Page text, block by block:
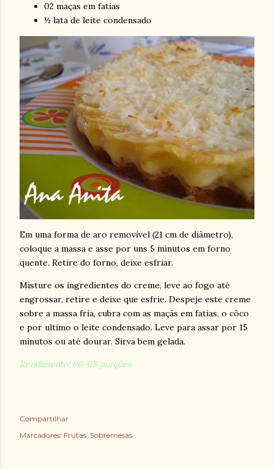
02 maças em fatias
½ lata de leite condensado
Em uma forma de aro removível (21 cm de diâmetro),
coloque a massa e asse por uns 5 minutos em forno
quente. Retire do forno, deixe esfriar.
Misture os ingredientes do creme, leve ao fogo até
engrossar, retire e deixe que esfrie. Despeje este creme
sobre a massa fria, cubra com as maçãs em fatias, o côco
e por ultimo o leite condensado. Leve para assar por 15
minutos ou até dourar. Sirva bem gelada.
Rendimento: 06-08 porções.
Compartilhar
Marcadores: Frutas Sobremesas